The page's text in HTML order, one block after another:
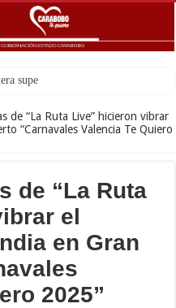
de “La Ruta Live” hicieron vibrar
“Carnavales Valencia Te Quiero
de “La Ruta
el
en Gran
2025”